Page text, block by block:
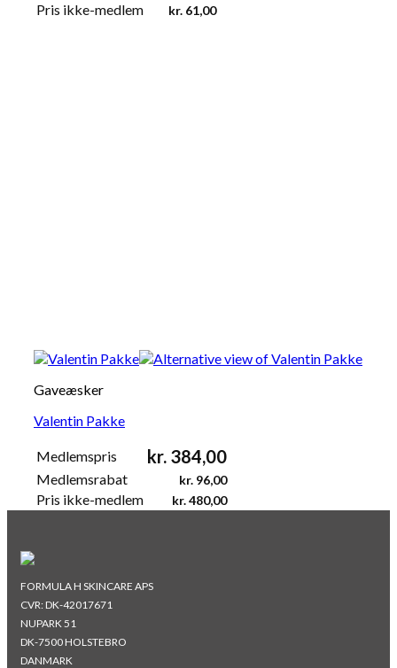
Pris ikke-medlem kr. 61,00
Gaveæsker
Valentin Pakke
Medlemspris kr. 384,00
Medlemsrabat kr. 96,00
Pris ikke-medlem kr.480,00
FORMULA H SKINCARE APS
CVR: DK-42017671
NUPARK 51
DK-7500 HOLSTEBRO
DANMARK